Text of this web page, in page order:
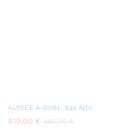
ALYSEE A-808L Sax Alto
419,00 € 445,00€